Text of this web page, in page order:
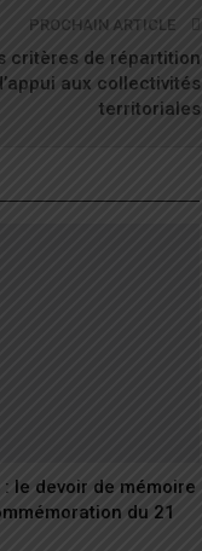
PROCHAIN ARTICLE
critères de répartition
aux collectivités
territoriales
le devoir de mémoire
du 21